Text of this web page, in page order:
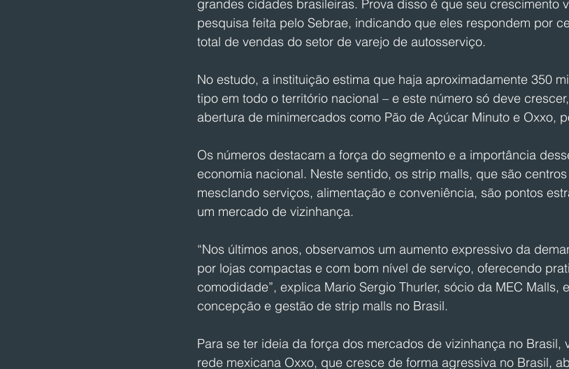
grandes cidades brasileiras. Prova disso é que seu crescimento
pesquisa feita pelo Sebrae, indicando que eles respondem por
total de vendas do setor de varejo de autosserviço.
No estudo, a instituição estima que haja aproximadamente 350
tipo em todo o território nacional – e este número só deve
abertura de minimercados como Pão de Açúcar Minuto e Oxxo,
Os números destacam a força do segmento e a importância
economia nacional. Neste sentido, os strip malls, que são
mesclando serviços, alimentação e conveniência, são pontos
um mercado de vizinhança.
“Nos últimos anos, observamos um aumento expressivo da
por lojas compactas e com bom nível de serviço, oferecendo
comodidade”, explica Mario Sergio Thurler, sócio da MEC Malls,
concepção e gestão de strip malls no Brasil.
Para se ter ideia da força dos mercados de vizinhança no Brasil,
rede mexicana Oxxo, que cresce de forma agressiva no Brasil,